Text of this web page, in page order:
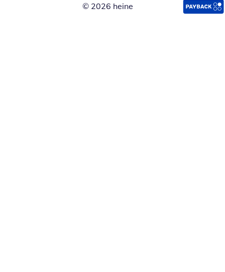
© 2026 heine